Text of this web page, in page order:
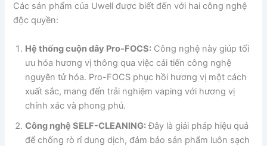
Các sản phẩm của Uwell được biết đến với hai công nghệ
độc quyền:
Hệ thống cuộn dây Pro-FOCS: Công nghệ này giúp tối
ưu hóa hương vị thông qua việc cải tiến công nghệ
nguyên tử hóa. Pro-FOCS phục hồi hương vị một cách
xuất sắc, mang đến trải nghiệm vaping với hương vị
chính xác và phong phú.
Công nghệ SELF-CLEANING:Đây là giải pháp hiệu quả
để chống rò rỉ dung dịch, đảm bảo sản phẩm luôn sạch